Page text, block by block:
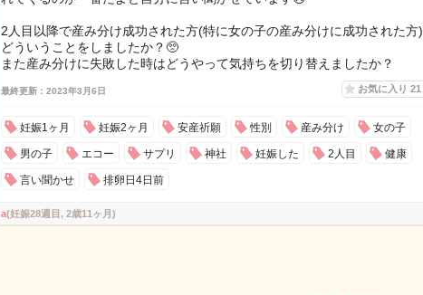
2人目以降で産み分け成功された方(特に女の子の産み分けに成功された方)
どういうことをしましたか？🥺
また産み分けに失敗した時はどうやって気持ちを切り替えましたか？
最終更新：2023年3月6日 お気に入り 21
妊娠1ヶ月 妊娠2ヶ月 安産祈願 性別 産み分け 女の子
男の子 エコー サプリ 神社 妊娠した 2人目 健康
言い聞かせ 排卵日4日前
a(妊娠28週目, 2歳11ヶ月)